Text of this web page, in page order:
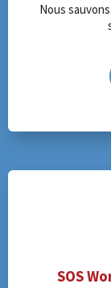
Nous
SOS